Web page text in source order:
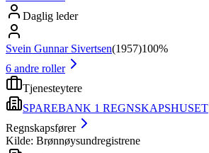
Daglig leder
Svein Gunnar Sivertsen(1957)100%
6 andre roller
Tjenesteytere
SPAREBANK 1 REGNSKAPSHUSET
Regnskapsfører
Kilde: Brønnøysundregistrene